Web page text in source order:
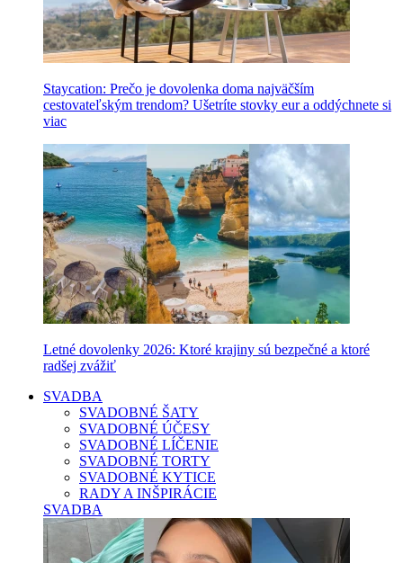
Staycation: Prečo je dovolenka doma najväčším
cestovateľským trendom? Ušetríte stovky eur a oddýchnete si
viac
Letné dovolenky 2026: Ktoré krajiny sú bezpečné a ktoré
radšej zvážiť
SVADBA
SVADOBNÉ ŠATY
SVADOBNÉ ÚČESY
SVADOBNÉ LÍČENIE
SVADOBNÉ TORTY
SVADOBNÉ KYTICE
RADY A INŠPIRÁCIE
SVADBA